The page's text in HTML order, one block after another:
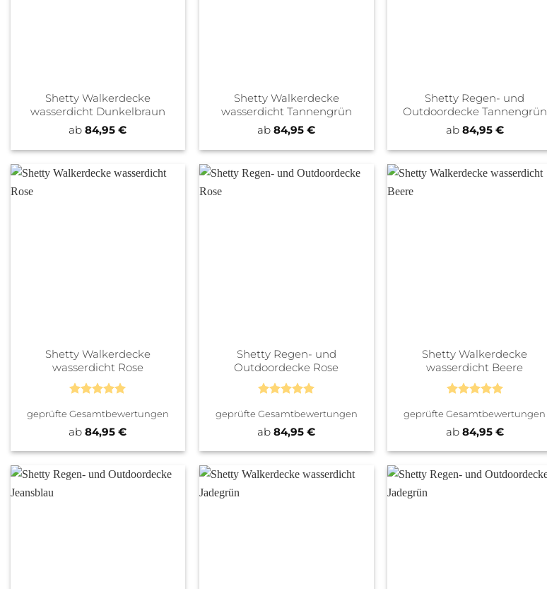
Shetty Walkerdecke
wasserdicht Dunkelbraun
ab84,95€
Shetty Walkerdecke
wasserdicht Tannengrün
ab84,95€
Shetty Regen- und
Outdoordecke Tannengrün
ab 84,95 €
Shetty Walkerdecke
wasserdicht Rose
mit5von
5
geprüfte Gesamtbewertungen
ab84,95€
Shetty Regen- und
Outdoordecke Rose
mit5von
5
geprüfte Gesamtbewertungen
ab84,95€
Shetty Walkerdecke
wasserdicht Beere
mit5von
5
geprüfte Gesamtbewertungen
ab 84,95 €